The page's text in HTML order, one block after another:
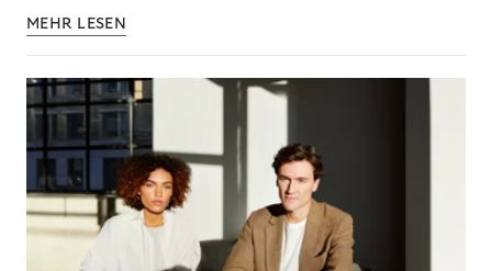
MEHR LESEN